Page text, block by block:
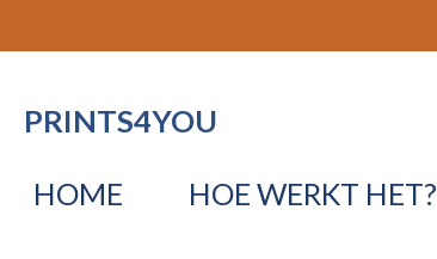
direct
dePRINTS4YOU
HOME HOE WERKT HET?